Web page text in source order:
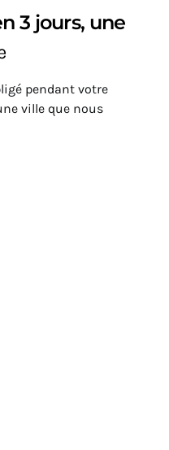
3 jours, une
pendant votre
ville que nous